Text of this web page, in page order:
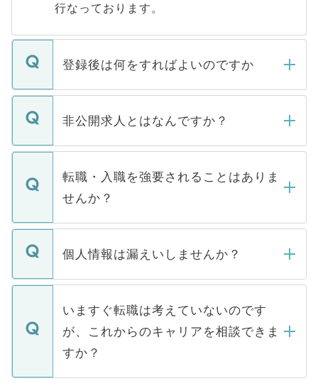
行なっております。
登録後は何をすればよいのですか
ご登録いただきましたら、弊社担当者がご
登録内容を確認し、その後メールもしくは
ます。通常、5営業日以内にはご連絡をせて
いただきますので、しばらくお待ちくださ
非公開求人とはなんですか？
マイナビDOCTORで取り扱っている求人の
うち約3割は、Webサイトからご覧いただ
けない「非公開求人」です。非公開求人は
下記の理由によって、一般には公開してい
ません。
■応募殺到を避けるため 人気のある医療機
関を公にしてしまうと、応募が殺到する場
に、医療機関が求める条件に合った人材の
みを人材紹介会社に依頼するケースが増え
ています。
転職・入職を強要されることはありま
せんか？
転職・入職を強要することは一切ありませ
ん。また、仮に応募先から内定をいただい
定を承諾する必要はありません。内定先へ
の辞退の連絡はキャリアパートナーが行い
個人情報は漏えいしませんか？
個人情報が漏えいすることはありませんの
で、ご安心ください。当サイトからの登録
などで収集したご登録者様の個人情報は、
ご本人のキャリアアップおよび転職活動の
支援を目的に使用いたします。お預かりし
ているすべての個人データはご本人の許可
いますぐ転職は考えていないのです
が、これからのキャリアを相談できま
すか？